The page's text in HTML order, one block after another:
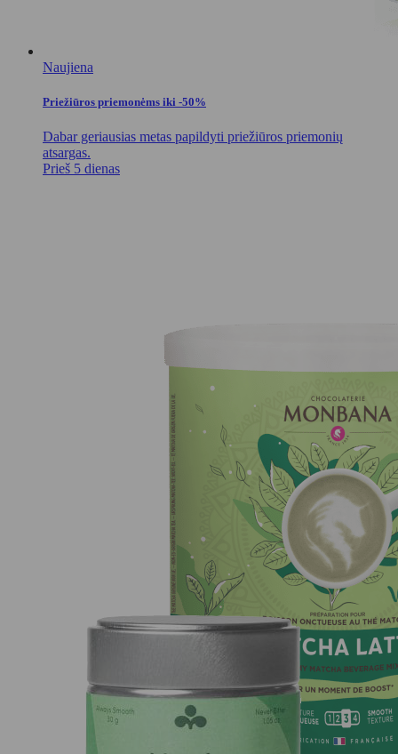
Naujiena
Priežiūros priemonėms iki -50%
Dabar geriausias metas papildyti priežiūros priemonių
atsargas.
Prieš 5 dienas